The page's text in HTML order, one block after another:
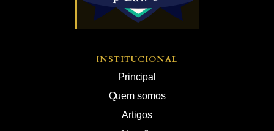
INSTITUCIONAL
Principal
Quem somos
Artigos